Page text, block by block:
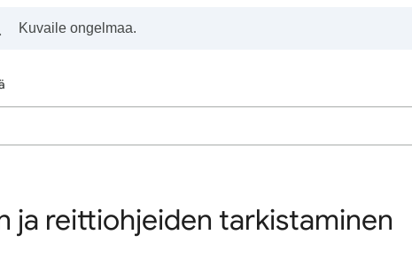
ja reittiohjeiden tarkistaminen